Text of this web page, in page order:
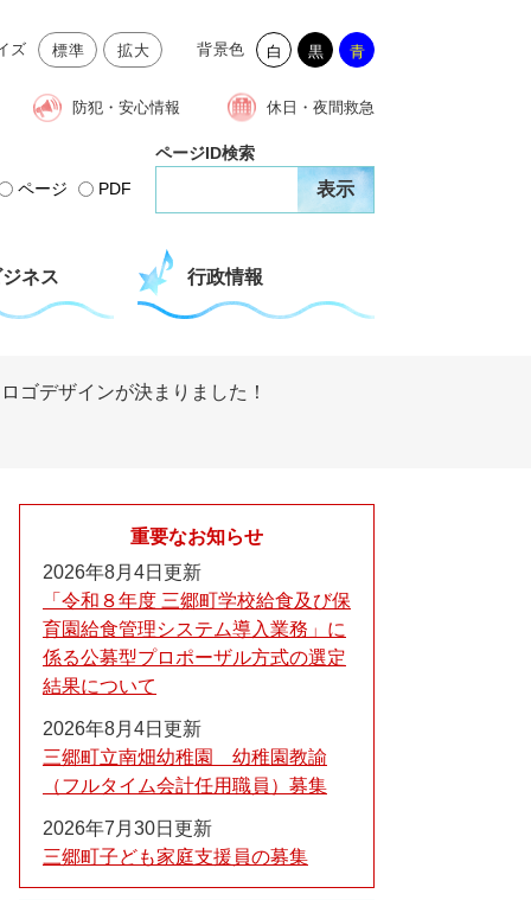
ズ 標準 拡大 背景色 白 黒 青
防犯・安心情報 休日・夜間救急
ページ PDF
ページID検索
ネス 行政情報
ゴデザインが決まりました！
重要なお知らせ
2026年8月4日更新
「令和８年度 三郷町学校給食及び保
育園給食管理システム導入業務」に
係る公募型プロポーザル方式の選定
結果について
2026年8月4日更新
三郷町立南畑幼稚園 幼稚園教諭
（フルタイム会計任用職員）募集
2026年7月30日更新
三郷町子ども家庭支援員の募集